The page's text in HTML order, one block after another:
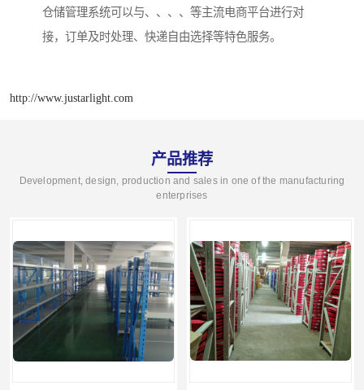
仓储管理系统可以与、、、、等主流电商平台进行对
接，订单及时处理、快递自由选择等特色服务。
http://www.justarlight.com
产品推荐
Development, design, production and sales in one of the manufacturing
enterprises